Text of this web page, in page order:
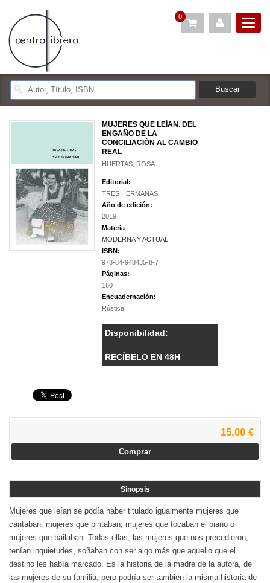
0
MUJERES QUE LEÍAN. DEL
ENGAÑO DE LA
CONCILIACIÓN AL CAMBIO
REAL
HUERTAS, ROSA
Editorial:
TRES HERMANAS
Año de edición:
2019
Materia
MODERNA Y ACTUAL
ISBN:
978-84-948435-8-7
Páginas:
160
Encuadernación:
Rústica
Disponibilidad:
RECÍBELO EN 48H
15,00 €
Comprar
Sinopsis
Mujeres que leían se podía haber titulado igualmente mujeres que
cantaban, mujeres que pintaban, mujeres que tocaban el piano o
mujeres que bailaban. Todas ellas, las mujeres que nos precedieron,
tenían inquietudes, soñaban con ser algo más que aquello que el
destino les había marcado. Es la historia de la madre de la autora, de
las mujeres de su familia, pero podría ser también la misma historia de